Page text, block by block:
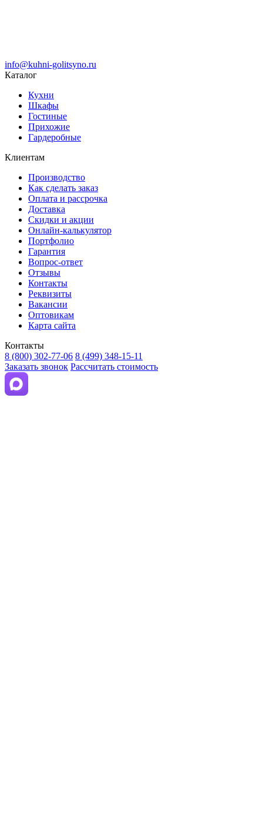
info@kuhni-golitsyno.ru
Каталог
Кухни
Шкафы
Гостиные
Прихожие
Гардеробные
Клиентам
Производство
Как сделать заказ
Оплата и рассрочка
Доставка
Скидки и акции
Онлайн-калькулятор
Портфолио
Гарантия
Вопрос-ответ
Отзывы
Контакты
Реквизиты
Вакансии
Оптовикам
Карта сайта
Контакты
8 (800) 302-77-06 8 (499) 348-15-11
Заказать звонок Рассчитать стоимость